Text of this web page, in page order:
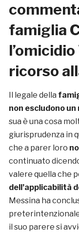
famiglia
ricorso
Il legale della
non escludono
sua è una cosa
giurisprudenza in
che a parer loro
continuato
valere quella che
dell’applicabilità
Messina ha
il suo parere si